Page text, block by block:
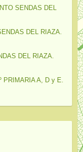
SENDAS DEL
DEL RIAZA.
DEL RIAZA.
PRIMARIA A, D y E.